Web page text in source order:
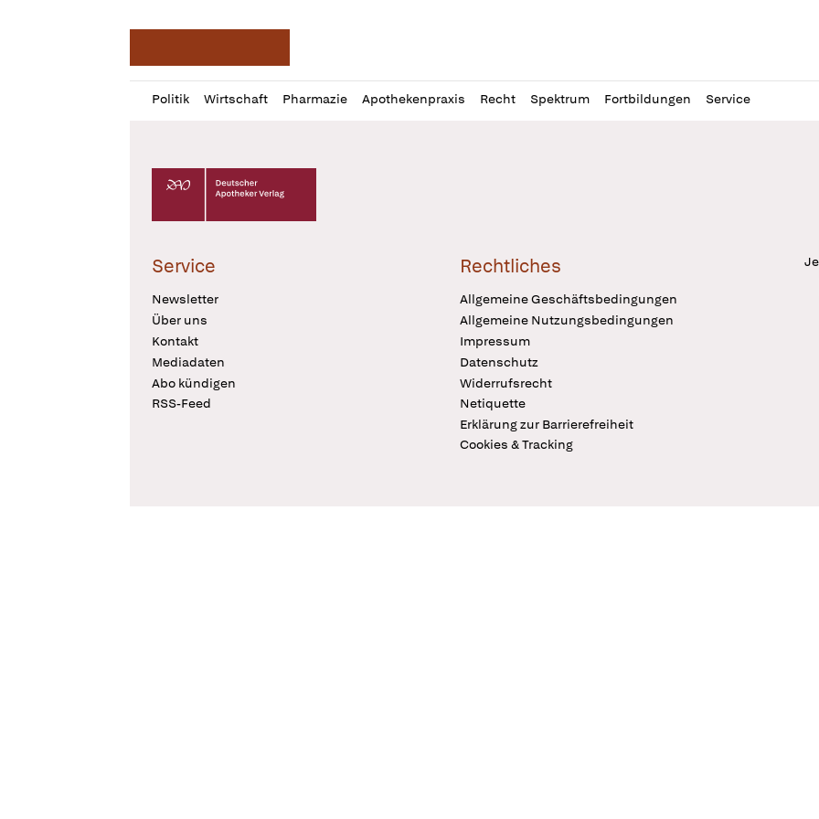
Politik Wirtschaft Pharmazie Apothekenpraxis Recht Spektrum Fortbildungen Service
Profil
öffnen
Daz
Pur
Deutscher Apotheker Verlag Logo
Service
Newsletter
Über uns
Kontakt
Mediadaten
Abo kündigen
RSS-Feed
Rechtliches
Allgemeine Geschäftsbedingungen
Allgemeine Nutzungsbedingungen
Impressum
Datenschutz
Widerrufsrecht
Netiquette
Erklärung zur Barrierefreiheit
Cookies & Tracking